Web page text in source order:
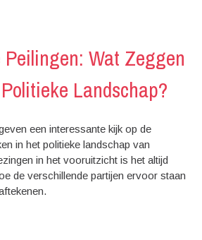
Wat Zeggen
Landschap?
een interessante kijk op de
in het politieke landschap van
in het vooruitzicht is het altijd
de verschillende partijen ervoor staan